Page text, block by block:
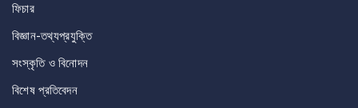
ফিচার
বিজ্ঞান-তথ্যপ্রযুক্তি
সংস্কৃতি ও বিনোদন
বিশেষ প্রতিবেদন